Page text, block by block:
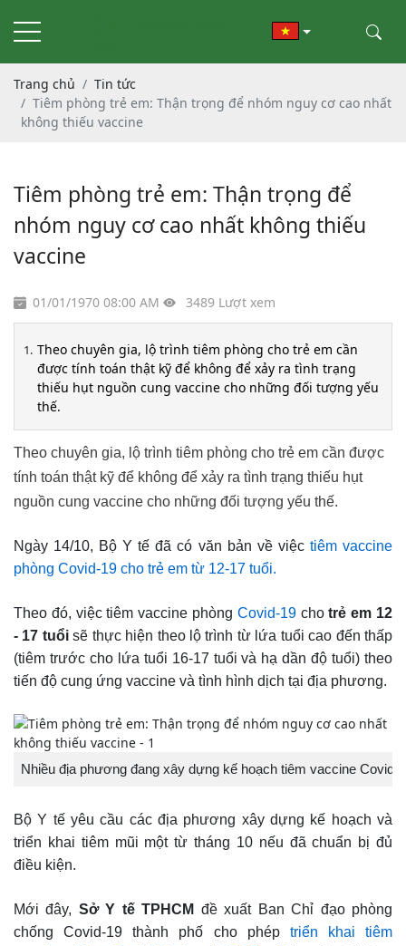
Trang chủ
Tin tức
Tiêm phòng trẻ em: Thận trọng để nhóm nguy cơ cao nhất
không thiếu vaccine
Tiêm phòng trẻ em: Thận trọng để
nhóm nguy cơ cao nhất không thiếu
vaccine
01/01/1970 08:00 AM 3489 Lượt xem
Theo chuyên gia, lộ trình tiêm phòng cho trẻ em cần
được tính toán thật kỹ để không để xảy ra tình trạng
thiếu hụt nguồn cung vaccine cho những đối tượng yếu
thế.
Theo chuyên gia, lộ trình tiêm phòng cho trẻ em cần được
tính toán thật kỹ để không để xảy ra tình trạng thiếu hụt
nguồn cung vaccine cho những đối tượng yếu thế.
Ngày 14/10, Bộ Y tế đã có văn bản về việc tiêm vaccine
phòng Covid-19 cho trẻ em từ 12-17 tuổi.
Theo đó, việc tiêm vaccine phòng Covid-19chotrẻ em 12
- 17 tuổisẽ thực hiện theo lộ trình từ lứa tuổi cao đến thấp
(tiêm trước cho lứa tuổi 16-17 tuổi và hạ dần độ tuổi) theo
tiến độ cung ứng vaccine và tình hình dịch tại địa phương.
Nhiều địa phương đang xây dựng kế hoạch tiêm vaccine Covid-
Bộ Y tế yêu cầu các địa phương xây dựng kế hoạch và
triển khai tiêm mũi một từ tháng 10 nếu đã chuẩn bị đủ
điều kiện.
Mới đây, Sở Y tế TPHCM đề xuất Ban Chỉ đạo phòng
chống Covid-19 thành phố cho phép triển khai tiêm